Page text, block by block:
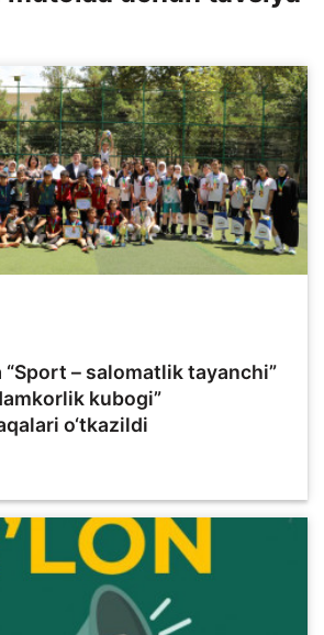
“Sport – salomatlik tayanchi”
kubogi”
o‘tkazildi